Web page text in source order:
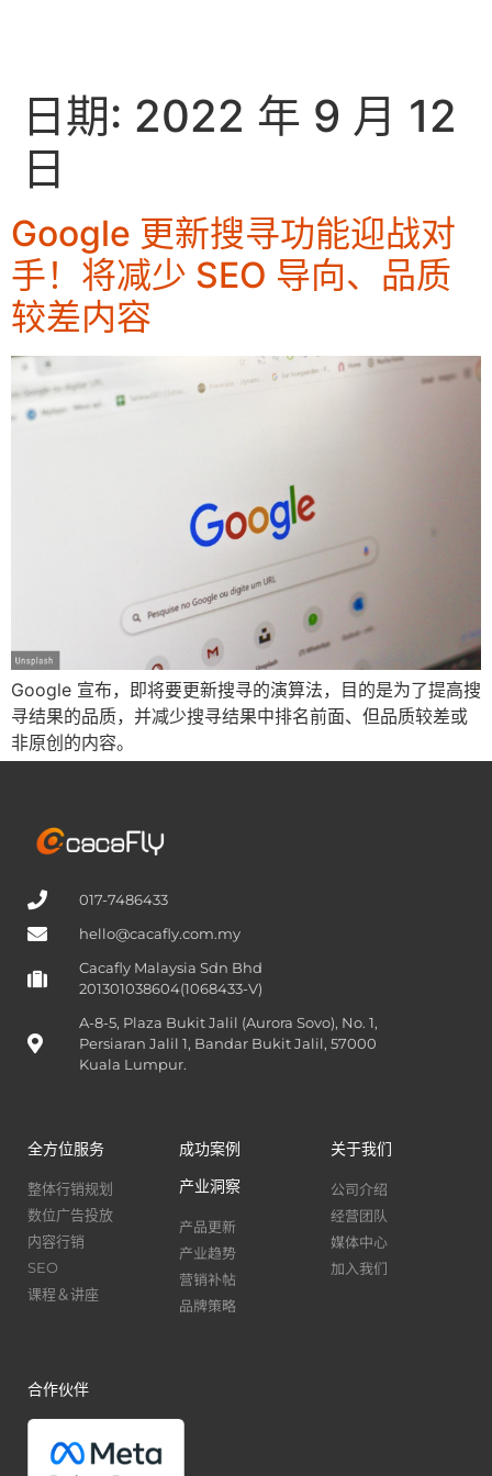
日期: 2022 年 9 月 12
日
Google 更新搜寻功能迎战对
手！将减少 SEO 导向、品质
较差内容
Google 宣布，即将要更新搜寻的演算法，目的是为了提高搜
寻结果的品质，并减少搜寻结果中排名前面、但品质较差或
非原创的内容。
017-7486433
hello@cacafly.com.my
Cacafly Malaysia Sdn Bhd
201301038604(1068433-V)
A-8-5, Plaza Bukit Jalil (Aurora Sovo), No. 1,
Persiaran Jalil 1, Bandar Bukit Jalil, 57000
Kuala Lumpur.
全方位服务
整体行销规划
数位广告投放
内容行销
SEO
课程＆讲座
成功案例
产业洞察
产品更新
产业趋势
营销补帖
品牌策略
关于我们
公司介绍
经营团队
媒体中心
加入我们
合作伙伴